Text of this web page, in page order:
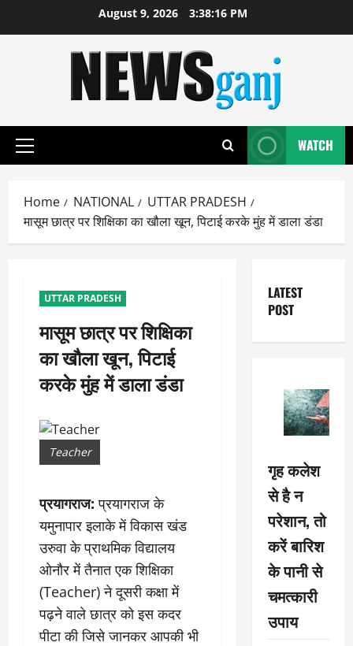
August 9, 2026 3:38:17 PM
Primary
WATCH
Home NATIONAL
UTTAR PRADESH
मासूम छात्र पर शिक्षिका का खौला खून, पिटाई करके मुंह में डाला डंडा
UTTAR PRADESH
मासूम छात्र पर शिक्षिका
का खौला खून, पिटाई
करके मुंह में डाला डंडा
Teacher
प्रयागराज: प्रयागराज के
यमुनापार इलाके में विकास खंड
उरुवा के प्राथमिक विद्यालय
ओनौर में तैनात एक शिक्षिका
(Teacher) ने दूसरी कक्षा में
पढ़ने वाले छात्र को इस कदर
पीटा की जिसे जानकर आपकी भी
LATEST
POST
गृह कलेश
से है न
परेशान, तो
करें बारिश
के पानी से
चमत्कारी
उपाय